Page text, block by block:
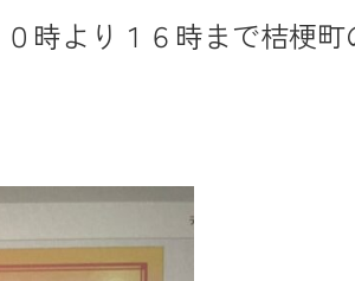
時より１６時まで桔梗町